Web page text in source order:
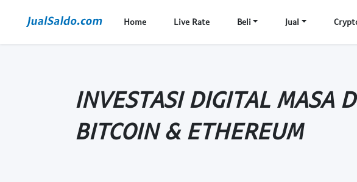
Home Live Rate Beli Jual
INVESTASI DIGITAL MASA
BITCOIN & ETHEREUM